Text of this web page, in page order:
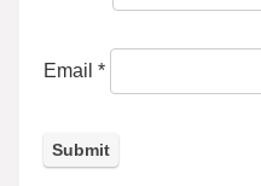
Email *